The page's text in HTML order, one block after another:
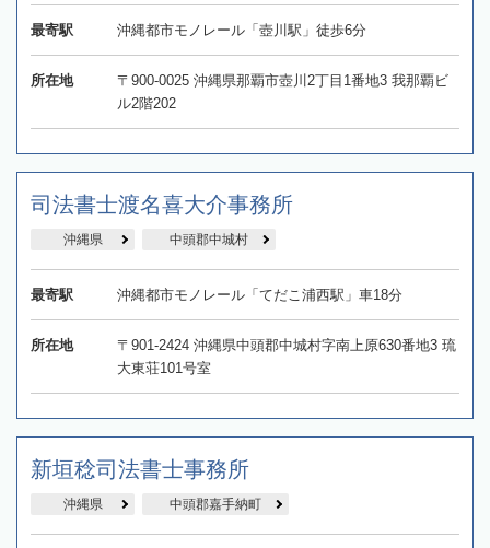
最寄駅 沖縄都市モノレール「壺川駅」徒歩6分
所在地
〒900-0025 沖縄県那覇市壺川2丁目1番地3 我那覇ビ
ル2階202
司法書士渡名喜大介事務所
沖縄県 中頭郡中城村
最寄駅 沖縄都市モノレール「てだこ浦西駅」車18分
所在地
〒901-2424 沖縄県中頭郡中城村字南上原630番地3 琉
大東荘101号室
新垣稔司法書士事務所
沖縄県 中頭郡嘉手納町